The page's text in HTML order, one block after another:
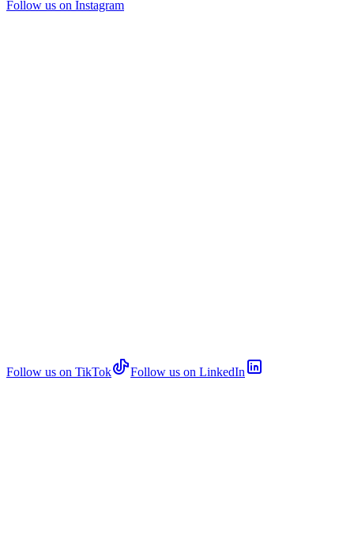
Follow us on Instagram
Follow us on TikTok Follow us on LinkedIn